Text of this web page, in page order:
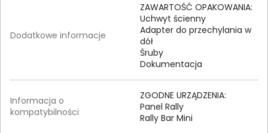
Dodatkowe informacje
ZAWARTOŚĆ OPAKOWANIA:
Uchwyt ścienny
Adapter do przechylania w
dół
Śruby
Dokumentacja
Informacja o
kompatybilności
ZGODNE URZĄDZENIA:
Panel Rally
Rally Bar Mini